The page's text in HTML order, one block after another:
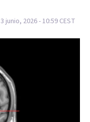
3 junio, 2026 - 10:59 CEST